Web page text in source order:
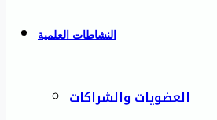
النشاطات العلمية
العضويات والشراكات